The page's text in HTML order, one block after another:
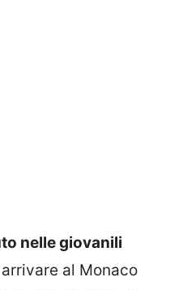
nelle giovanili
al Monaco